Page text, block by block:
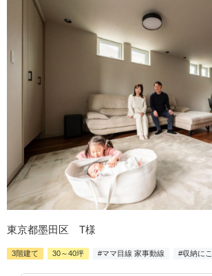
東京都墨田区 T様
3階建て 30～40坪 #ママ目線 家事動線 #収納に